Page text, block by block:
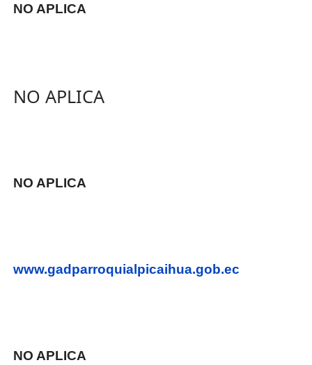
NO APLICA
NO APLICA
NO APLICA
www.gadparroquialpicaihua.gob.ec
NO APLICA